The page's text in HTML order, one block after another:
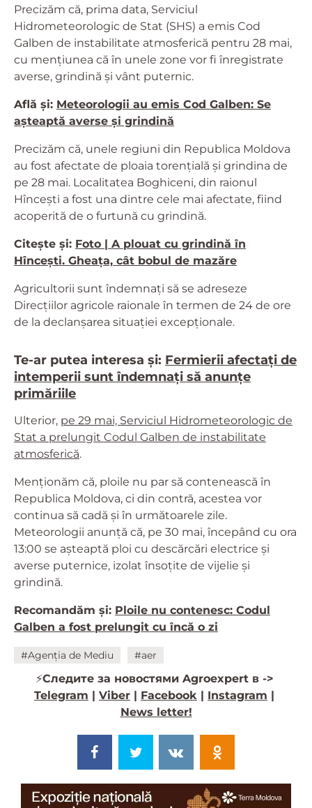
Precizăm că, prima data, Serviciul
Hidrometeorologic de Stat (SHS) a emis Cod
Galben de instabilitate atmosferică pentru 28 mai,
cu mențiunea că în unele zone vor fi înregistrate
averse, grindină și vânt puternic.
Află și: Meteorologii au emis Cod Galben: Se
așteaptă averse și grindină
Precizăm că, unele regiuni din Republica Moldova
au fost afectate de ploaia torențială și grindina de
pe 28 mai. Localitatea Boghiceni, din raionul
Hîncești a fost una dintre cele mai afectate, fiind
acoperită de o furtună cu grindină.
Citește și: Foto | A plouat cu grindină în
Hîncești. Gheața, cât bobul de mazăre
Agricultorii sunt îndemnați să se adreseze
Direcțiilor agricole raionale în termen de 24 de ore
de la declanșarea situației excepționale.
Te-ar putea interesa și: Fermierii afectați de
intemperii sunt îndemnați să anunțe
primăriile
Ulterior, pe 29 mai, Serviciul Hidrometeorologic de
Stat a prelungit Codul Galben de instabilitate
atmosferică.
Menționăm că, ploile nu par să contenească în
Republica Moldova, ci din contră, acestea vor
continua să cadă și în următoarele zile.
Meteorologii anunță că, pe 30 mai, începând cu ora
13:00 se așteaptă ploi cu descărcări electrice și
averse puternice, izolat însoțite de vijelie și
grindină.
Recomandăm și: Ploile nu contenesc: Codul
Galben a fost prelungit cu încă o zi
#Agenția de Mediu #aer
⚡️Следите за новостями Agroexpert в ->
Telegram | Viber | Facebook | Instagram |
News letter!